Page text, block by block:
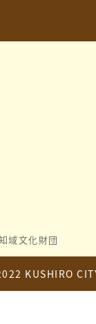
域文化財団
KUSHIRO